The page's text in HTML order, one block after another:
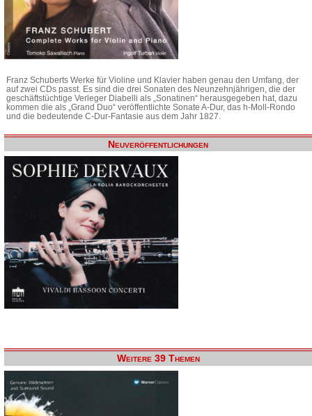
Franz Schuberts Werke für Violine und Klavier haben genau den Umfang, der
auf zwei CDs passt. Es sind die drei Sonaten des Neunzehnjährigen, die der
geschäftstüchtige Verleger Diabelli als „Sonatinen“ herausgegeben hat, dazu
kommen die als „Grand Duo“ veröffentlichte Sonate A-Dur, das h-Moll-Rondo
und die bedeutende C-Dur-Fantasie aus dem Jahr 1827.
Neuveröffentlichungen
Weitere 39 Themen